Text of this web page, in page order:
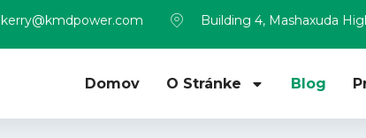
kerry@kmdpower.com Building 4, Mashaxuda
Domov O Stránke Blog